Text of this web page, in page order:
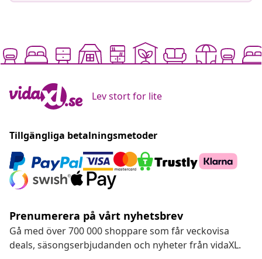
Lev stort for lite
Tillgängliga betalningsmetoder
Prenumerera på vårt nyhetsbrev
Gå med över 700 000 shoppare som får veckovisa
deals, säsongserbjudanden och nyheter från vidaXL.